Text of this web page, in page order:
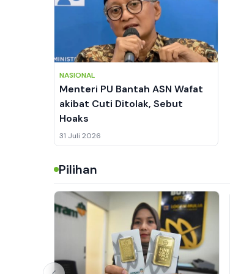
NASIONAL
Menteri PU Bantah ASN Wafat
akibat Cuti Ditolak, Sebut
Hoaks
31 Juli 2026
Pilihan